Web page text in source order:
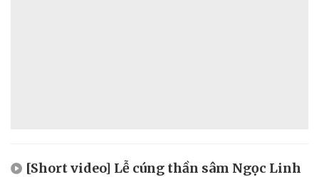
[Short video] Lễ cúng thần sâm Ngọc Linh